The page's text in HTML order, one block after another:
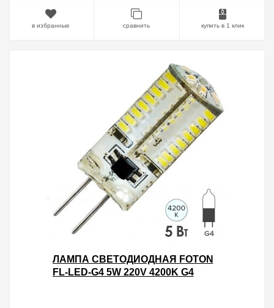
в избранные сравнить купить в 1 клик
ЛАМПА СВЕТОДИОДНАЯ FOTON
FL-LED-G4 5W 220V 4200K G4